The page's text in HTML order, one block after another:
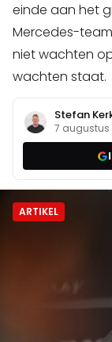
einde aan het
Mercedes-
niet wachten
wachten staat.
Stefan
7 augustus
ARTIKEL